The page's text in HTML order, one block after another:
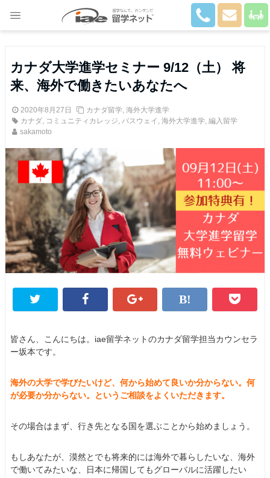
カナダ大学進学セミナー 9/12（土） 将
来、海外で働きたいあなたへ
2020年8月27日 カナダ留学, 海外大学進学
カナダ, コミュニティカレッジ, パスウェイ , 海外大学進学, 編入留学
sakamoto
皆さん、こんにちは。iae留学ネットのカナダ留学担当カウンセラ
ー坂本です。
海外の大学で学びたいけど、何から始めて良いか分からない。何
が必要か分からない。というご相談をよくいただきます。
その場合はまず、行き先となる国を選ぶことから始めましょう。
もしあなたが、漠然とでも将来的には海外で暮らしたいな、海外
で働いてみたいな、日本に帰国してもグローバルに活躍したい